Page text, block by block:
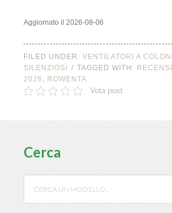
Aggiornato il 2026-08-06
FILED UNDER: VENTILATORI A
SILENZIOSI
TAGGED WITH:
2026 , ROWENTA
Vota post
Cerca